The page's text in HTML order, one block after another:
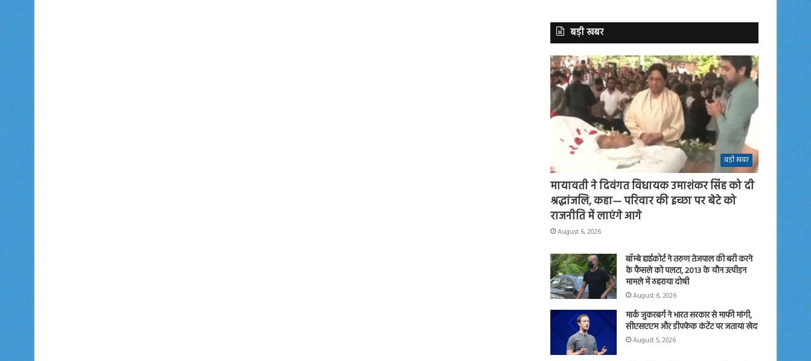
बड़ी खबर
बड़ी खबर
मायावती ने दिवंगत विधायक उमाशंकर सिंह को दी
श्रद्धांजलि, कहा— परिवार की इच्छा पर बेटे को
राजनीति में लाएंगे आगे
August 6, 2026
बॉम्बे हाईकोर्ट ने तरुण तेजपाल की बरी करने
के फैसले को पलटा, 2013 के यौन उत्पीड़न
मामले में ठहराया दोषी
August 6, 2026
मार्क जुकरबर्ग ने भारत सरकार से माफी मांगी,
सीएसएएम और डीपफेक कंटेंट पर जताया खेद
August 5, 2026